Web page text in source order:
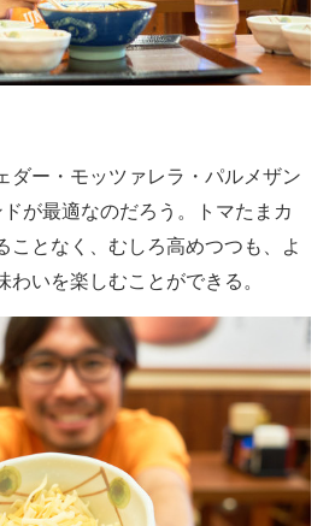
ー・モッツァレラ・パルメザン
が最適なのだろう。トマたまカ
ことなく、むしろ高めつつも、よ
わいを楽しむことができる。